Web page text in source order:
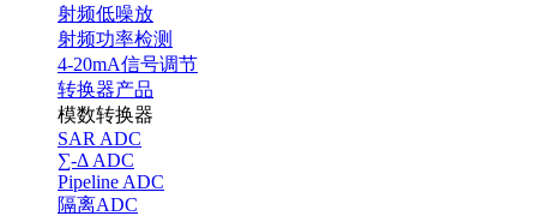
射频低噪放
射频功率检测
4-20mA信号调节
转换器产品
模数转换器
SAR ADC
∑-Δ ADC
Pipeline ADC
隔离ADC